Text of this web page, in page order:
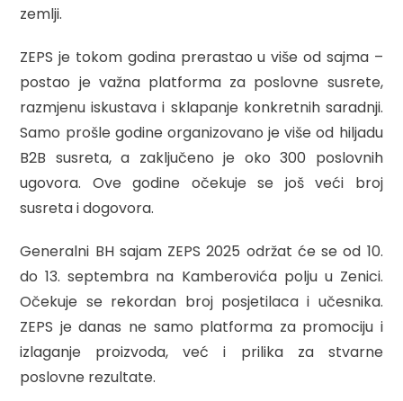
zemlji.
ZEPS je tokom godina prerastao u više od sajma –
postao je važna platforma za poslovne susrete,
razmjenu iskustava i sklapanje konkretnih saradnji.
Samo prošle godine organizovano je više od hiljadu
B2B susreta, a zaključeno je oko 300 poslovnih
ugovora. Ove godine očekuje se još veći broj
susreta i dogovora.
Generalni BH sajam ZEPS 2025 održat će se od 10.
do 13. septembra na Kamberovića polju u Zenici.
Očekuje se rekordan broj posjetilaca i učesnika.
ZEPS je danas ne samo platforma za promociju i
izlaganje proizvoda, već i prilika za stvarne
poslovne rezultate.